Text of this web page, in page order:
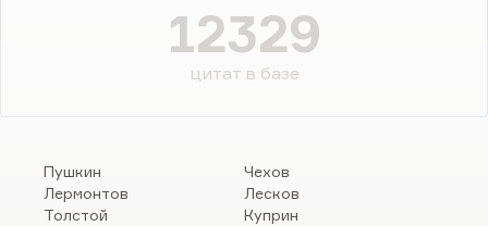
12329
цитат в базе
Пушкин
Лермонтов
Толстой
Чехов
Лесков
Куприн